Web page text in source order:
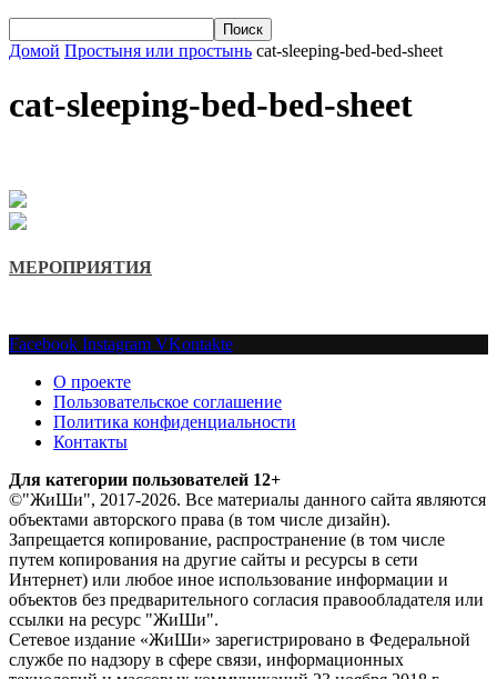
Домой Простыня или простынь cat-sleeping-bed-bed-sheet
cat-sleeping-bed-bed-sheet
МЕРОПРИЯТИЯ
Facebook Instagram VKontakte
О проекте
Пользовательское соглашение
Политика конфиденциальности
Контакты
Для категории пользователей 12+
©"ЖиШи", 2017-2026. Все материалы данного сайта являются
объектами авторского права (в том числе дизайн).
Запрещается копирование, распространение (в том числе
путем копирования на другие сайты и ресурсы в сети
Интернет) или любое иное использование информации и
объектов без предварительного согласия правообладателя или
ссылки на ресурс "ЖиШи".
Сетевое издание «ЖиШи» зарегистрировано в Федеральной
службе по надзору в сфере связи, информационных